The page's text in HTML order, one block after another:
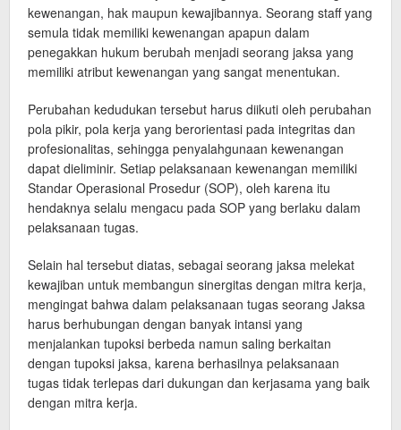
kewenangan, hak maupun kewajibannya. Seorang staff yang
semula tidak memiliki kewenangan apapun dalam
penegakkan hukum berubah menjadi seorang jaksa yang
memiliki atribut kewenangan yang sangat menentukan.
Perubahan kedudukan tersebut harus diikuti oleh perubahan
pola pikir, pola kerja yang berorientasi pada integritas dan
profesionalitas, sehingga penyalahgunaan kewenangan
dapat dieliminir. Setiap pelaksanaan kewenangan memiliki
Standar Operasional Prosedur (SOP), oleh karena itu
hendaknya selalu mengacu pada SOP yang berlaku dalam
pelaksanaan tugas.
Selain hal tersebut diatas, sebagai seorang jaksa melekat
kewajiban untuk membangun sinergitas dengan mitra kerja,
mengingat bahwa dalam pelaksanaan tugas seorang Jaksa
harus berhubungan dengan banyak intansi yang
menjalankan tupoksi berbeda namun saling berkaitan
dengan tupoksi jaksa, karena berhasilnya pelaksanaan
tugas tidak terlepas dari dukungan dan kerjasama yang baik
dengan mitra kerja.